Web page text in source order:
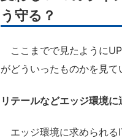
う守る？
ここまでで見たように
がどういったものかを見て
リテールなどエッジ環境
エッジ環境に求められる